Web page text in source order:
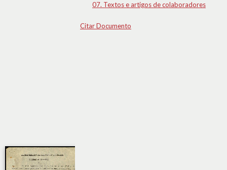
07. Textos e artigos de colaboradores
Citar Documento